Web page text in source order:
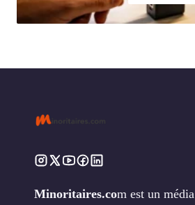
Minoritaires.com est un média